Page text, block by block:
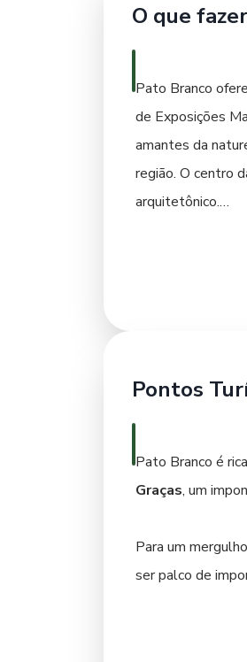
O que
Pato Branco
de Exposições
amantes da
região. O centro
arquitetônico.
gastronomia
Pontos
Pato Branco é
Graças, um
Para um
ser palco de